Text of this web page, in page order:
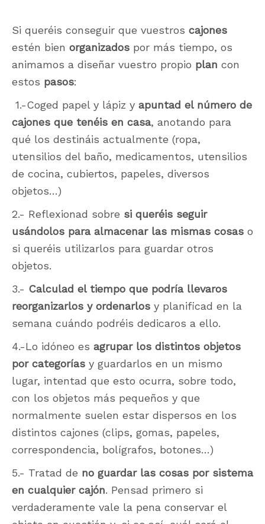
Si queréis conseguir que vuestros cajones
estén bien organizados por más tiempo, os
animamos a diseñar vuestro propio plan con
estos pasos:
1.-Coged papel y lápiz y apuntad el número de
cajones que tenéis en casa, anotando para
qué los destináis actualmente (ropa,
utensilios del baño, medicamentos, utensilios
de cocina, cubiertos, papeles, diversos
objetos…)
2.- Reflexionad sobre si queréis seguir
usándolos para almacenar las mismas cosas o
si queréis utilizarlos para guardar otros
objetos.
3.- Calculad el tiempo que podría llevaros
reorganizarlos y ordenarlos y planificad en la
semana cuándo podréis dedicaros a ello.
4.-Lo idóneo es agrupar los distintos objetos
por categorías y guardarlos en un mismo
lugar, intentad que esto ocurra, sobre todo,
con los objetos más pequeños y que
normalmente suelen estar dispersos en los
distintos cajones (clips, gomas, papeles,
correspondencia, bolígrafos, botones…)
5.- Tratad de no guardar las cosas por sistema
en cualquier cajón. Pensad primero si
verdaderamente vale la pena conservar el